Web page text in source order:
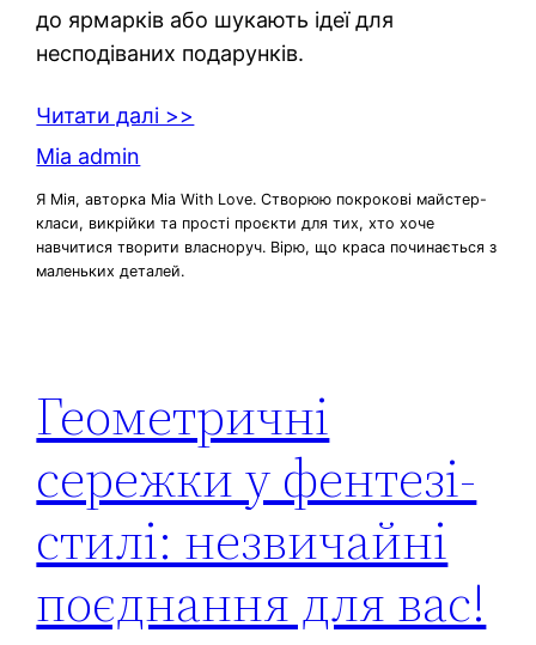
до ярмарків або шукають ідеї для
несподіваних подарунків.
Читати далі >>
Mia admin
Я Мія, авторка Mia With Love. Створюю покрокові майстер-
класи, викрійки та прості проєкти для тих, хто хоче
навчитися творити власноруч. Вірю, що краса починається з
маленьких деталей.
Геометричні
сережки у фентезі-
стилі: незвичайні
поєднання для вас!